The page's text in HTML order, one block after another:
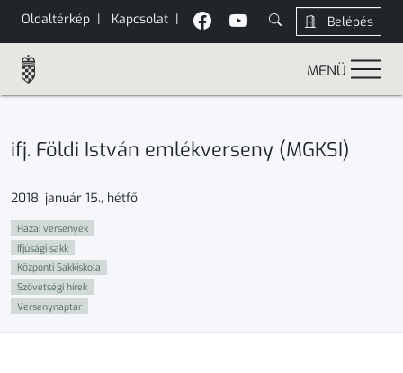
Oldaltérkép | Kapcsolat | Belépés
MENÜ
ifj. Földi István emlékverseny (MGKSI)
2018. január 15., hétfő
Hazai versenyek
Ifjúsági sakk
Központi Sakkiskola
Szövetségi hírek
Versenynaptár